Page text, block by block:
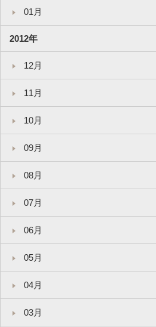
01月
2012年
12月
11月
10月
09月
08月
07月
06月
05月
04月
03月